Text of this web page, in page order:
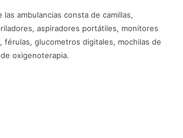
las ambulancias consta de camillas,
aspiradores portátiles, monitores
férulas, glucometros digitales, mochilas de
oxigenoterapia.